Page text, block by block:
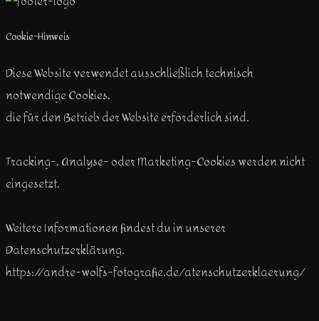
Cookie-Hinweis
Diese Website verwendet ausschließlich technisch
notwendige Cookies,
die für den Betrieb der Website erforderlich sind.
Tracking-, Analyse- oder Marketing-Cookies werden nicht
eingesetzt.
Weitere Informationen findest du in unserer
Datenschutzerklärung.
https://andre-wolfs-fotografie.de/atenschutzerklaerung/